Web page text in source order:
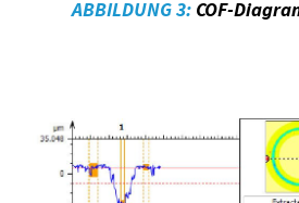
ABBILDUNG 3:COF-